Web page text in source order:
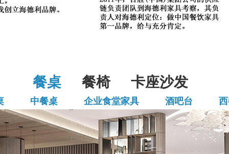
餐桌 餐椅 卡座沙发
中餐桌 企业食堂家具 酒吧台